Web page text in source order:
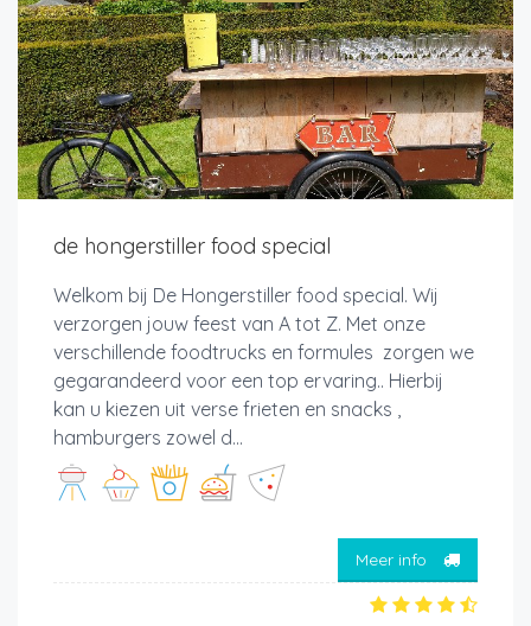
de hongerstiller food special
Welkom bij De Hongerstiller food special. Wij
verzorgen jouw feest van A tot Z. Met onze
verschillende foodtrucks en formules zorgen we
gegarandeerd voor een top ervaring.. Hierbij
kan u kiezen uit verse frieten en snacks ,
hamburgers zowel d...
Meer info